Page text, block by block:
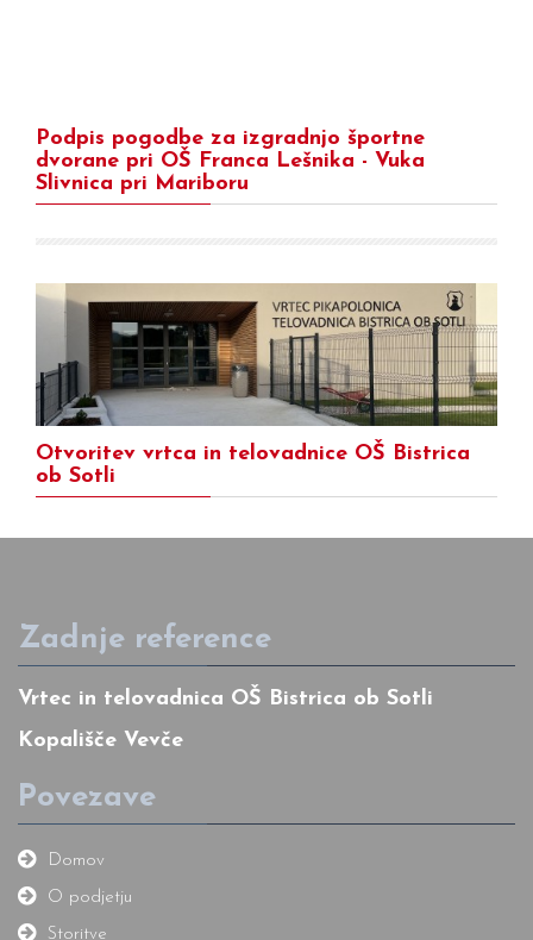
Podpis pogodbe za izgradnjo športne
dvorane pri OŠ Franca Lešnika - Vuka
Slivnica pri Mariboru
Otvoritev vrtca in telovadnice OŠ Bistrica
ob Sotli
Zadnje reference
Vrtec in telovadnica OŠ Bistrica ob Sotli
Kopališče Vevče
Povezave
Domov
O podjetju
Storitve